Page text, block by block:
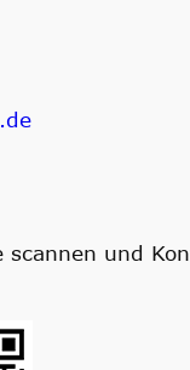
scannen und